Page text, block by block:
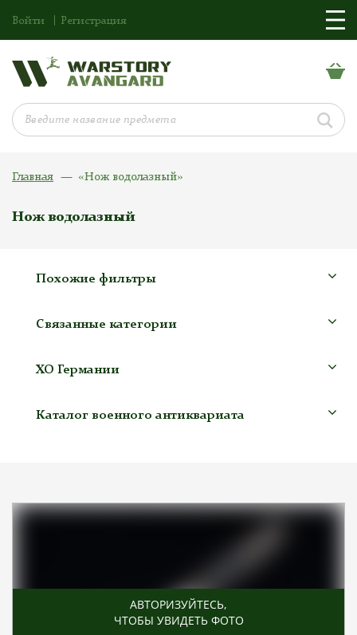
Войти Регистрация
Главная «Нож водолазный»
Нож водолазный
Похожие фильтры
Связанные категории
ХО Германии
Каталог военного антиквариата
АВТОРИЗУЙТЕСЬ,
ЧТОБЫ УВИДЕТЬ ФОТО